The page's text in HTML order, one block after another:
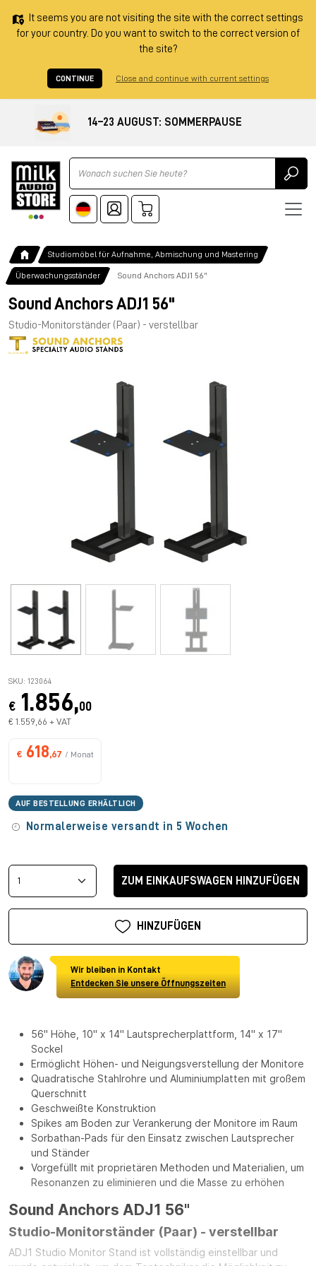
It seems you are not visiting the site with the correct settings
for your country. Do you want to switch to the correct version of
the site?
CONTINUE Close and continue with current settings
14–23 AUGUST: SOMMERPAUSE
Ricerca
Studiomöbel für Aufnahme, Abmischung und Mastering
Überwachungsständer Sound Anchors ADJ1 56"
Sound Anchors ADJ1 56"
Studio-Monitorständer (Paar) - verstellbar
SKU: 123064
€ 1.856,00
€ 1.559,66 + VAT
€ 618 ,67 / Monat
AUF BESTELLUNG ERHÄLTLICH
Normalerweise versandt in 5 Wochen
ZUM EINKAUFSWAGEN HINZUFÜGEN
HINZUFÜGEN
Wir bleiben in Kontakt
Entdecken Sie unsere Öffnungszeiten
56" Höhe, 10" x 14" Lautsprecherplattform, 14" x 17"
Sockel
Ermöglicht Höhen- und Neigungsverstellung der Monitore
Quadratische Stahlrohre und Aluminiumplatten mit großem
Querschnitt
Geschweißte Konstruktion
Spikes am Boden zur Verankerung der Monitore im Raum
Sorbathan-Pads für den Einsatz zwischen Lautsprecher
und Ständer
Vorgefüllt mit proprietären Methoden und Materialien, um
Resonanzen zu eliminieren und die Masse zu erhöhen
Sound Anchors ADJ1 56"
Studio-Monitorständer (Paar) - verstellbar
ADJ1 Studio Monitor Stand ist vollständig einstellbar und